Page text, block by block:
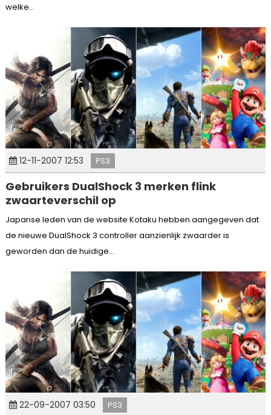
welke...
12-11-2007 12:53 PS3
Gebruikers DualShock 3 merken flink
zwaarteverschil op
Japanse leden van de website Kotaku hebben aangegeven dat
de nieuwe DualShock 3 controller aanzienlijk zwaarder is
geworden dan de huidige...
22-09-2007 03:50 PS3